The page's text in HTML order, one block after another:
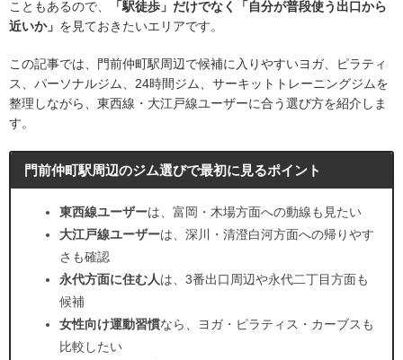
こともあるので、
「駅徒歩」だけでなく「自分が普段使う出口から
近いか」 を見ておきたいエリアです。
この記事では、門前仲町駅周辺で候補に入りやすいヨガ、ピラティ
ス、パーソナルジム、24時間ジム、サーキットトレーニングジムを
整理しながら、東西線・大江戸線ユーザーに合う選び方を紹介しま
す。
門前仲町駅周辺のジム選びで最初に見るポイント
東西線ユーザーは、富岡・木場方面への動線も見たい
大江戸線ユーザーは、深川・清澄白河方面への帰りやす
さも確認
永代方面に住む人は、3番出口周辺や永代二丁目方面も
候補
女性向け運動習慣なら、ヨガ・ピラティス・カーブスも
比較したい